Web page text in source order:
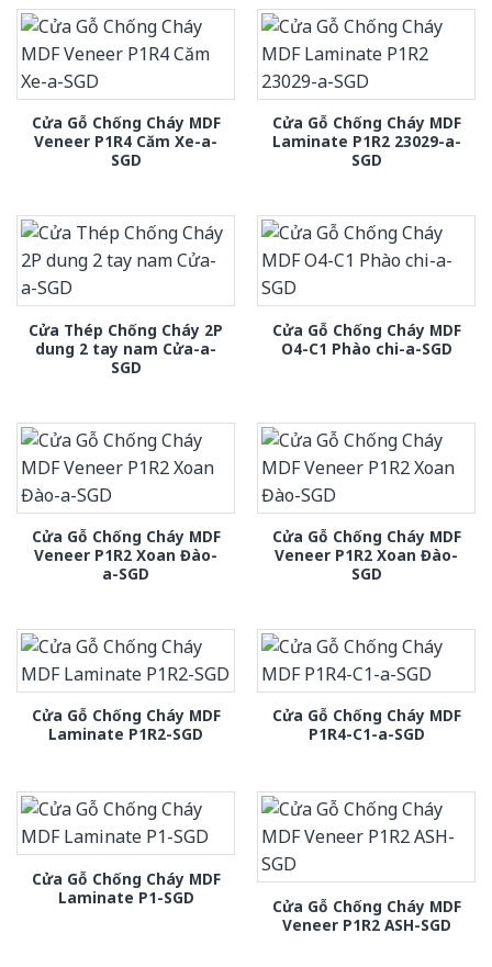
Cửa Gỗ Chống Cháy MDF
Veneer P1R4 Căm Xe-a-
SGD
Cửa Gỗ Chống Cháy MDF
Laminate P1R2 23029-a-
SGD
Cửa Thép Chống Cháy 2P
dung 2 tay nam Cửa-a-
SGD
Cửa Gỗ Chống Cháy MDF
O4-C1 Phào chi-a-SGD
Cửa Gỗ Chống Cháy MDF
Veneer P1R2 Xoan Đào-
a-SGD
Cửa Gỗ Chống Cháy MDF
Veneer P1R2 Xoan Đào-
SGD
Cửa Gỗ Chống Cháy MDF
Laminate P1R2-SGD
Cửa Gỗ Chống Cháy MDF
P1R4-C1-a-SGD
Cửa Gỗ Chống Cháy MDF
Laminate P1-SGD
Cửa Gỗ Chống Cháy MDF
Veneer P1R2 ASH-SGD